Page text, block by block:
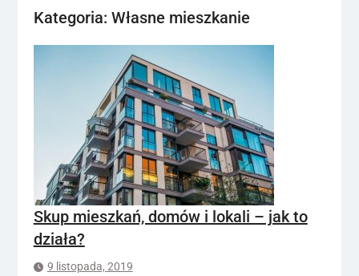
Kategoria: Własne mieszkanie
Skup mieszkań, domów i lokali – jak to
działa?
9 listopada, 2019